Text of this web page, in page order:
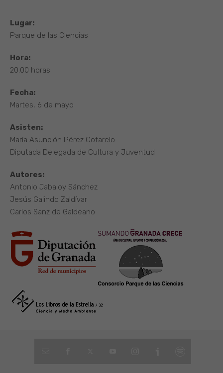
Lugar:
Parque de las Ciencias
Hora:
20.00 horas
Fecha:
Martes, 6 de mayo
Asisten:
María Asunción Pérez Cotarelo
Diputada Delegada de Cultura y Juventud
Autores:
Antonio Jabaloy Sánchez
Jesús Galindo Zaldívar
Carlos Sanz de Galdeano